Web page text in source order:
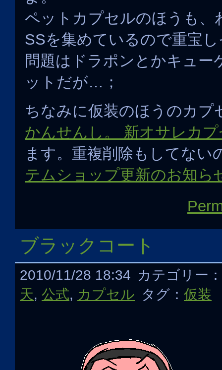
ペットカプセルのほうも、
SSを集めているので重宝
問題はドラポンとかキュー
ットだが…；
ちなみに仮装のほうのカプ
かんせんし。 新オサレカ
ます。重複削除もしてない
テムショップ更新のお知
ブラックコート
2010/11/28 18:34 カテゴリー：
天, 公式, カプセル タグ： 仮装